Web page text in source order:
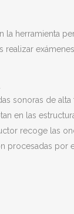
herramienta
sonoras de
en las
recoge las
procesadas